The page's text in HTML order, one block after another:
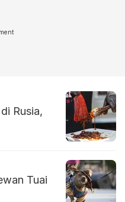
Rusia,
Tuai